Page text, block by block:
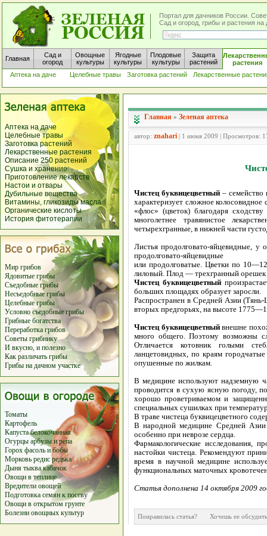
Портал для дачников России.
Сад и огород, грибы и растения
Главная
Сад и
огород
Овощные
культуры
Ягодные
культуры
Плодовые
культуры
Защита
растений
растения
Аптека на даче
Целебные травы Заготовка растений Лекарственные
Аптека на даче
Целебные травы
Заготовка растений
Лекарственные растения
Описание 250 растений
Сушка и хранение
Приготовление лекарств
Настои и отвары
Дубильные вещества
Витамины, гликозиды масла
Органические кислоты
История фитотерапии
Мир грибов
Ядовитые грибы
Съедобные грибы
Несъедобные грибы
Целебные грибы
Условно съедобные грибы
Грибные богатства
Переработка грибов
Советы грибнику
И вкусно, и полезно
Как различать грибы
Грибы на дачном участке
Томаты
Картофель
Капуста белокочанная
Огурцы арбузыи репа
Горох фасоль ибобы
Морковьредис редька
Дынятыква кабачок
Овощи в теплице
Вредители овощей
Подготовка семян к посеву
Овощи в открытом грунте
Болезни овощных культур
Главная » Зеленая аптека
автор: znahari | 1 июня 2009 | Просмотров:
Чистец буквицецветный– семейство
характеризует сложное
«флос» (цветок) благодаря
многолетнее травянистое
четырехгранные, в нижней части
Листья продолговато-яйцевидные, у
продолговато-яйцевидные
или продолговатые. Цветки по
лиловый. Плод — трехгранный орешек
Чистец буквицецветный
больших площадях образует заросли.
Распространен в Средней Азии
вторых предгорьях, на высоте
Чистец буквицецветныйвнешне
много общего. Поэтому возможны
Отличается котовник голыми
ланцетовидных, по краям
опушенные по жилкам.
В медицине используют надземную
проводится в сухую ясную погоду,
хорошо проветриваемом и
специальных сушилках при
В траве чистеца буквицецветного
В народной медицине Средней Азии
особенно при неврозе сердца.
Фармакологические исследования,
настойки чистеца. Рекомендуют
время в научной медицине
функциональных маточных
Статья дополнена 14 октября 2009
Понравилась статья? Хочешь ее